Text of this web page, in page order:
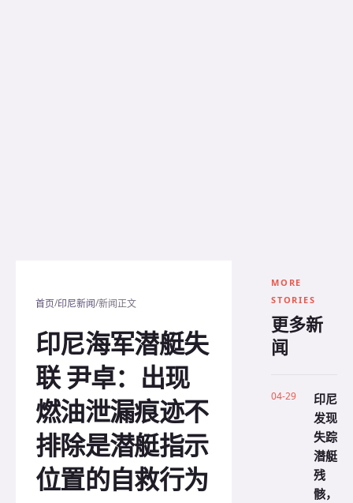
首页/印尼新闻/新闻正文
印尼海军潜艇失
联 尹卓：出现
燃油泄漏痕迹不
排除是潜艇指示
位置的自救行为
MORE
STORIES
更多新
闻
04-29
印尼
发现
失踪
潜艇
残
骸，